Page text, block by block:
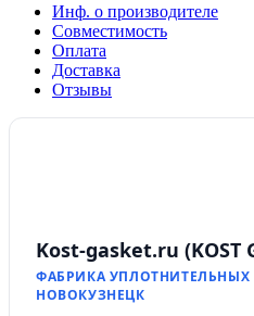
Инф. о производителе
Совместимость
Оплата
Доставка
Отзывы
Kost-gasket.ru (KOST
ФАБРИКА
НОВОКУЗНЕЦК